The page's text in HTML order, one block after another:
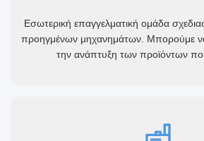
Εσωτερική επαγγελματική ομάδα
προηγμένων μηχανημάτων. Μπορούμε
την ανάπτυξη των προϊόντων